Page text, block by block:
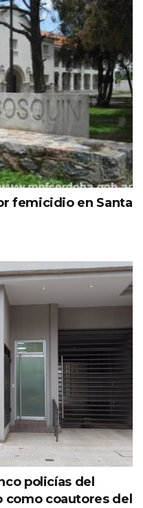
femicidio en Santa
policías del
coautores del